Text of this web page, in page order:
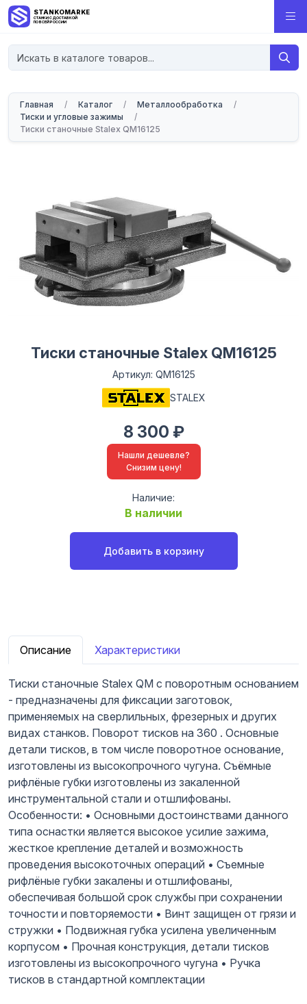
STANKOMARKET
СТАНКИ С ДОСТАВКОЙ
ПО ВСЕЙ РОССИИ
Главная / Каталог / Металлообработка
/
Тиски и угловые зажимы
/
Тиски станочные Stalex QM16125
Тиски станочные Stalex QM16125
Артикул: QM16125
STALEX
8 300 ₽
Нашли дешевле?
Снизим цену!
Наличие:
В наличии
Добавить в корзину
Описание Характеристики
Тиски станочные Stalex QM с поворотным основанием
- предназначены для фиксации заготовок,
применяемых на сверлильных, фрезерных и других
видах станков. Поворот тисков на 360 . Основные
детали тисков, в том числе поворотное основание,
изготовлены из высокопрочного чугуна. Съёмные
рифлёные губки изготовлены из закаленной
инструментальной стали и отшлифованы.
Особенности: • Основными достоинствами данного
типа оснастки является высокое усилие зажима,
жесткое крепление деталей и возможность
проведения высокоточных операций • Съемные
рифлёные губки закалены и отшлифованы,
обеспечивая большой срок службы при сохранении
точности и повторяемости • Винт защищен от грязи и
стружки • Подвижная губка усилена увеличенным
корпусом • Прочная конструкция, детали тисков
изготовлены из высокопрочного чугуна • Ручка
тисков в стандартной комплектации